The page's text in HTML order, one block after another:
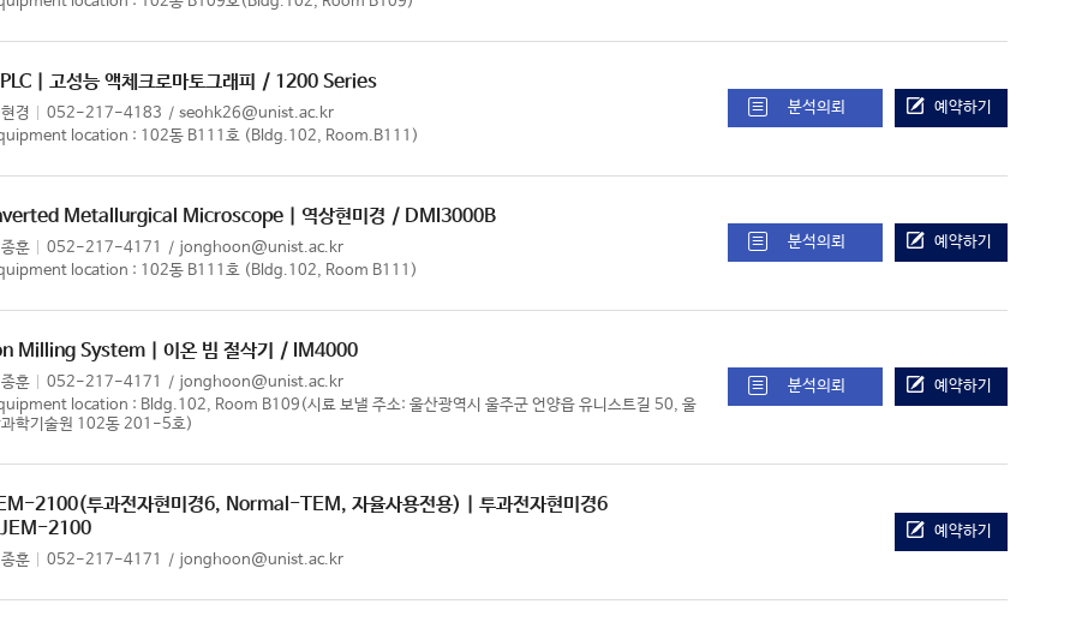
| 고성능 액체크로마토그래피 / 1200 Series
경 052-217-4183
seohk26@unist.ac.kr
location : 102동 B111호 (Bldg.102, Room.B111)
분석의뢰 예약하기
Metallurgical Microscope | 역상현미경 / DMI3000B
훈 052-217-4171
jonghoon@unist.ac.kr
location : 102동 B111호 (Bldg.102, Room B111)
분석의뢰 예약하기
Milling System | 이온 빔 절삭기 / IM4000
훈 052-217-4171
jonghoon@unist.ac.kr
location : Bldg.102, Room B109(시료 보낼 주소: 울산광역시 울주군 언양읍 유니스트길 50, 울
학기술원 102동 201-5호)
분석의뢰 예약하기
2100(투과전자현미경6, Normal-TEM, 자율사용전용) | 투과전자현미경6
2100
훈 052-217-4171 jonghoon@unist.ac.kr
예약하기